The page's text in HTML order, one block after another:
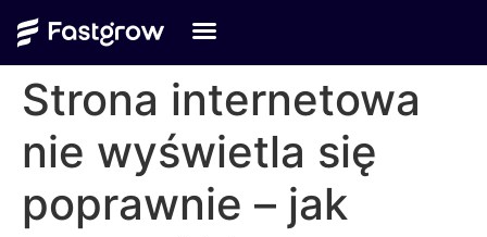
Strona internetowa
nie wyświetla się
poprawnie – jak